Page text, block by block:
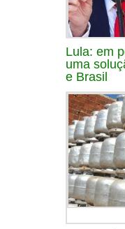
Lula: em
uma
e Brasil